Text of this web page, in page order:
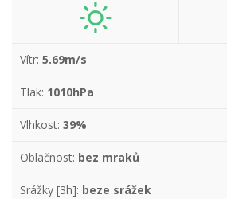
Vítr: 5.69m/s
Tlak: 1010hPa
Vlhkost: 39%
Oblačnost: bez mraků
Srážky [3h]: beze srážek